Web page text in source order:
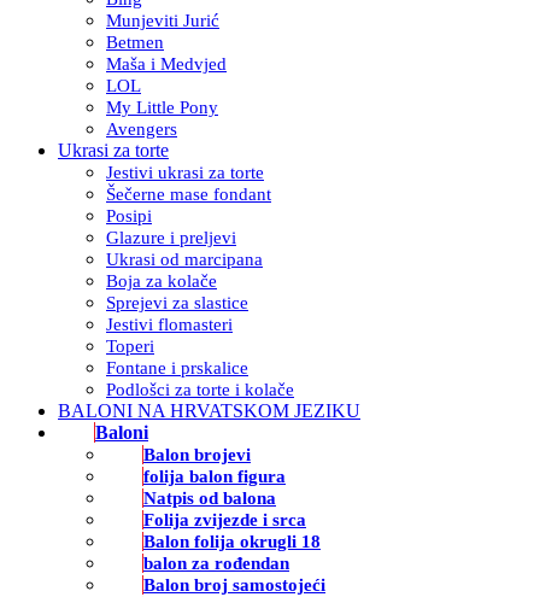
Munjeviti Jurić
Betmen
Maša i Medvjed
LOL
My Little Pony
Avengers
Ukrasi za torte
Jestivi ukrasi za torte
Šečerne mase fondant
Posipi
Glazure i preljevi
Ukrasi od marcipana
Boja za kolače
Sprejevi za slastice
Jestivi flomasteri
Toperi
Fontane i prskalice
Podlošci za torte i kolače
BALONI NA HRVATSKOM JEZIKU
Baloni
Balon brojevi
folija balon figura
Natpis od balona
Folija zvijezde i srca
Balon folija okrugli 18
balon za rođendan
Balon broj samostojeći